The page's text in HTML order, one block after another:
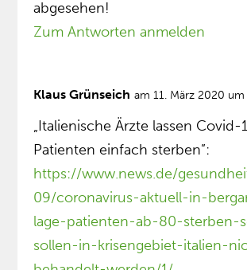
abgesehen!
Zum Antworten anmelden
Klaus Grünseich am 11. März 2020 um
„Italienische Ärzte lassen Covid-
Patienten einfach sterben”:
https://www.news.de/
09/coronavirus-aktuell-in-
lage-patienten-ab-80-sterben-
sollen-in-krisengebiet-italien-